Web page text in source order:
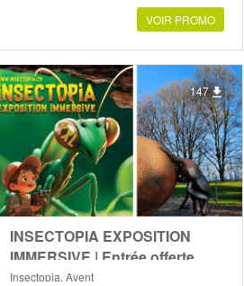
VOIR PROMO
147
INSECTOPIA EXPOSITION
IMMERSIVE | Entrée offerte
Insectopia, Ayent